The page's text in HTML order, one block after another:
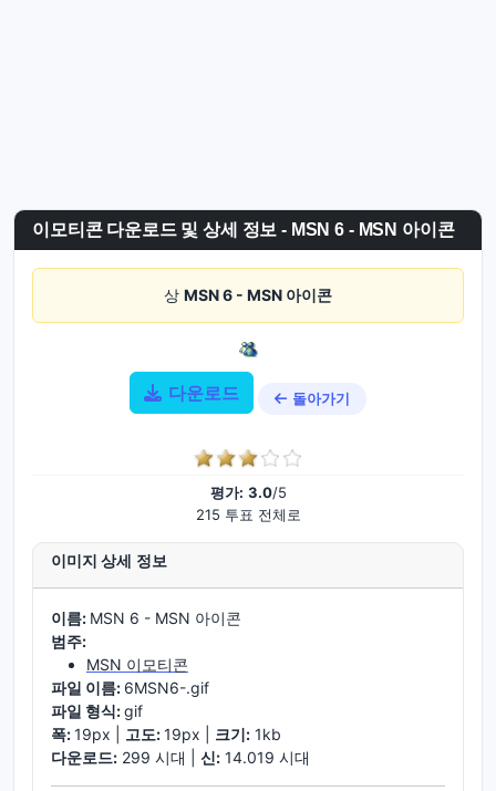
이모티콘 다운로드 및 상세 정보 - MSN 6 - MSN 아이콘
상 MSN 6 - MSN 아이콘
다운로드 돌아가기
평가: 3.0/5
215 투표 전체로
이미지 상세 정보
이름: MSN 6 - MSN 아이콘
범주:
MSN 이모티콘
파일 이름: 6MSN6-.gif
파일 형식:gif
폭:19px | 고도:19px | 크기: 1kb
다운로드: 299 시대 | 신: 14.019 시대